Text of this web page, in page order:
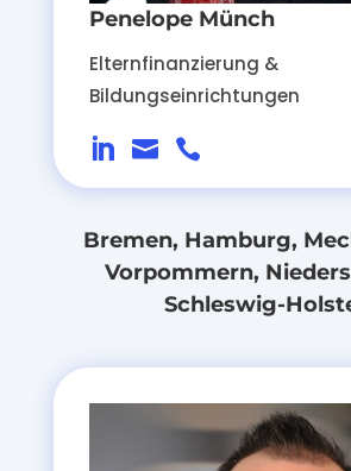
Penelope Münch
Elternfinanzierung &
Bildungseinrichtungen
  
Bremen, Hamburg,
Vorpommern,
Schleswig-